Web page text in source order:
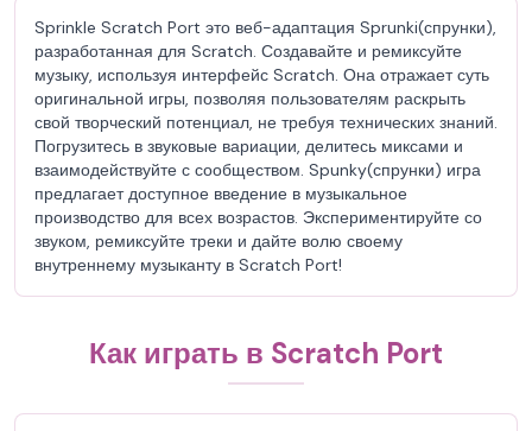
Sprinkle Scratch Port это веб-адаптация Sprunki(спрунки),
разработанная для Scratch. Создавайте и ремиксуйте
музыку, используя интерфейс Scratch. Она отражает суть
оригинальной игры, позволяя пользователям раскрыть
свой творческий потенциал, не требуя технических знаний.
Погрузитесь в звуковые вариации, делитесь миксами и
взаимодействуйте с сообществом. Spunky(спрунки) игра
предлагает доступное введение в музыкальное
производство для всех возрастов. Экспериментируйте со
звуком, ремиксуйте треки и дайте волю своему
внутреннему музыканту в Scratch Port!
Как играть в Scratch Port